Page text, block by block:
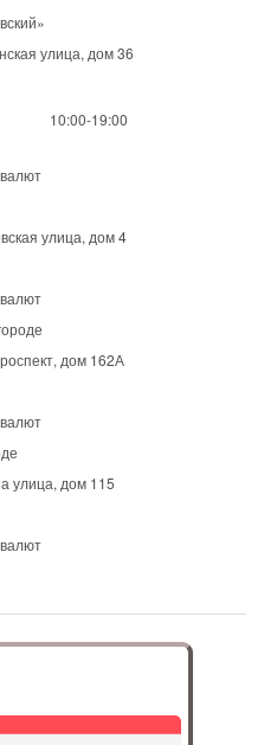
улица, дом 36
10:00-19:00
улица, дом 4
дом 162А
улица, дом 115